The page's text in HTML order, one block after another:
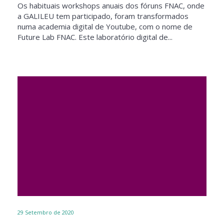
Os habituais workshops anuais dos fóruns FNAC, onde
a GALILEU tem participado, foram transformados
numa academia digital de Youtube, com o nome de
Future Lab FNAC. Este laboratório digital de...
29 Setembro de 2020